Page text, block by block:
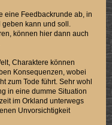
eine Feedbackrunde ab, in
geben kann und soll.
können hier dann auch
Charaktere können
Konsequenzen, wobei
zum Tode führt. Sehr wohl
in eine dumme Situation
im Orkland unterwegs
Unvorsichtigkeit